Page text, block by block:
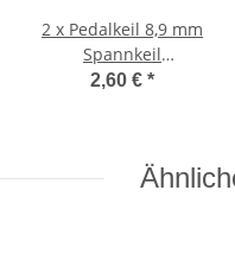
2 x Pedalkeil 8,9 mm
Spannkeil
Sicherungsbolzen
2,60 € *